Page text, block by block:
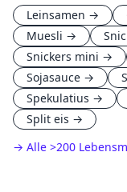
Leinsamen →
Muesli →
Snickers mini →
Sojasauce →
Spekulatius →
Split eis →
→ Alle >200